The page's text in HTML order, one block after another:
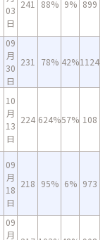
03
日
241 88% 9% 899
09
月
30
日
231 78% 42%1124
10
月
13
日
224 624%57% 108
09
月
18
日
218 95% 6% 973
09
月